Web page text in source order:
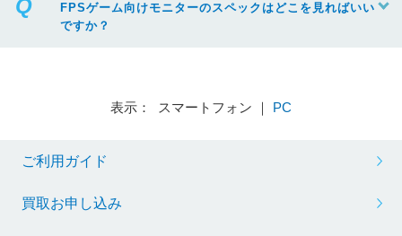
FPSゲーム向けモニターのスペックはどこを見ればいい
ですか？
表示： スマートフォン ｜ PC
ご利用ガイド
買取お申し込み